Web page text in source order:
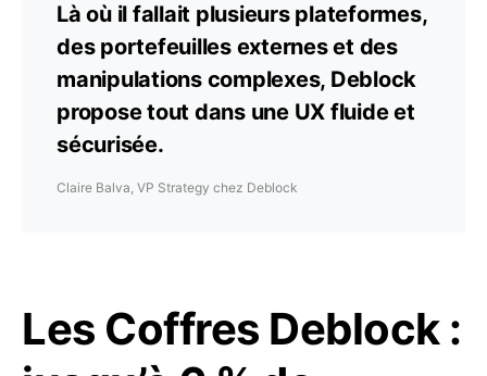
Là où il fallait plusieurs plateformes,
des portefeuilles externes et des
manipulations complexes, Deblock
propose tout dans une UX fluide et
sécurisée.
Claire Balva, VP Strategy chez Deblock
Les Coffres Deblock :